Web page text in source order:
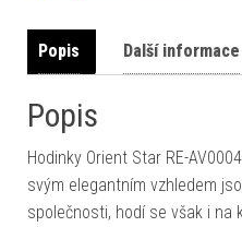
Popis Další informace
Popis
Hodinky Orient Star RE-
svým elegantním vzhledem
společnosti, hodí se však i na